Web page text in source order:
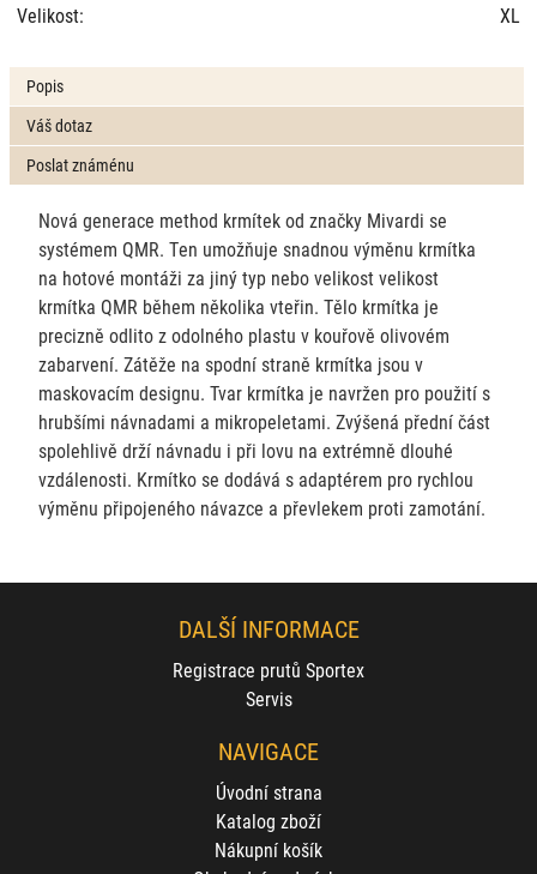
Velikost:
XL
Popis
Váš dotaz
Poslat známénu
Nová generace method krmítek od značky Mivardi se
systémem QMR. Ten umožňuje snadnou výměnu krmítka
na hotové montáži za jiný typ nebo velikost velikost
krmítka QMR během několika vteřin. Tělo krmítka je
precizně odlito z odolného plastu v kouřově olivovém
zabarvení. Zátěže na spodní straně krmítka jsou v
maskovacím designu. Tvar krmítka je navržen pro použití s
hrubšími návnadami a mikropeletami. Zvýšená přední část
spolehlivě drží návnadu i při lovu na extrémně dlouhé
vzdálenosti. Krmítko se dodává s adaptérem pro rychlou
výměnu připojeného návazce a převlekem proti zamotání.
DALŠÍ INFORMACE
Registrace prutů Sportex
Servis
NAVIGACE
Úvodní strana
Katalog zboží
Nákupní košík